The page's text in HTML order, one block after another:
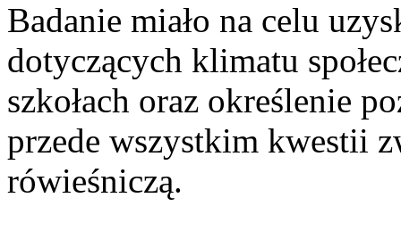
Badanie miało na celu
dotyczących klimatu
szkołach oraz określenie
przede wszystkim kwestii
rówieśniczą.